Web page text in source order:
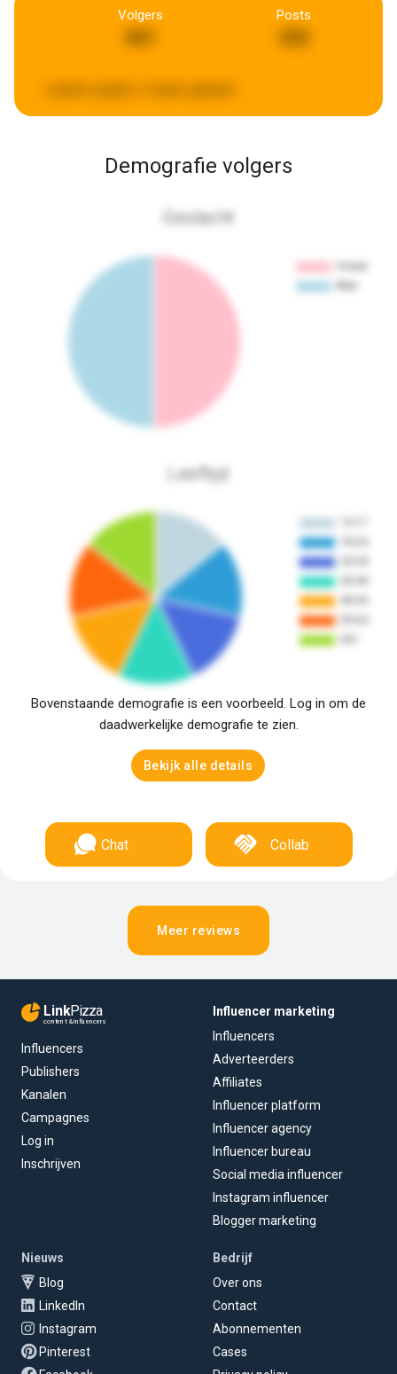
Volgers
661
Posts
Demografie volgers
Geslacht
Leeftijd
Bovenstaande demografie is een voorbeeld. Log in om de
daadwerkelijke demografie te zien.
Bekijk alle details
Chat Collab
Meer reviews
LinkPizza
content & influencers
Influencers
Publishers
Kanalen
Campagnes
Log in
Inschrijven
Influencer marketing
Influencers
Adverteerders
Affiliates
Influencer platform
Influencer agency
Influencer bureau
Social media influencer
Instagram influencer
Blogger marketing
Nieuws
Blog
LinkedIn
Instagram
Pinterest
Bedrijf
Over ons
Contact
Abonnementen
Cases